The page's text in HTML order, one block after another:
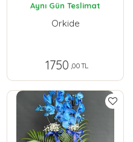
Aynı Gün Teslimat
Orkide
1750 ,00 TL